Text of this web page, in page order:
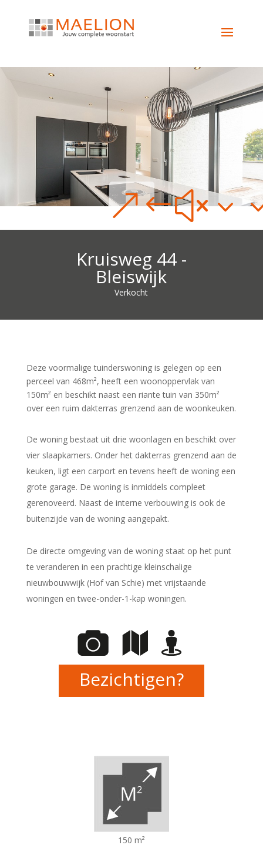
Kruisweg 44 -
Bleiswijk
Verkocht
Deze voormalige tuinderswoning is gelegen op een
perceel van 468m², heeft een woonoppervlak van
150m² en beschikt naast een riante tuin van 350m²
over een ruim dakterras grenzend aan de woonkeuken.
De woning bestaat uit drie woonlagen en beschikt over
vier slaapkamers. Onder het dakterras grenzend aan de
keuken, ligt een carport en tevens heeft de woning een
grote garage. De woning is inmiddels compleet
gerenoveerd. Naast de interne verbouwing is ook de
buitenzijde van de woning aangepakt.
De directe omgeving van de woning staat op het punt
te veranderen in een prachtige kleinschalige
nieuwbouwwijk (Hof van Schie) met vrijstaande
woningen en twee-onder-1-kap woningen.
Bezichtigen?
150 m²